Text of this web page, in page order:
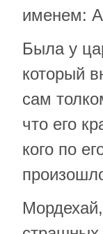
именем:
Была у
который
сам
что его
кого по